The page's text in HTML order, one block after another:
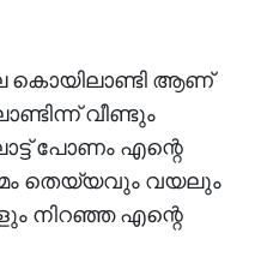
കൊയിലാണ്ടി ആണ്
വീണ്ടും
പോണം എന്റെ
തെയ്യവും വയലും
നിറഞ്ഞ എന്റെ